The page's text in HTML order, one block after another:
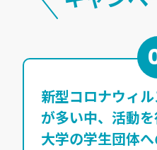
新型コロナウィ
が多い中、活動
大学の学生団体